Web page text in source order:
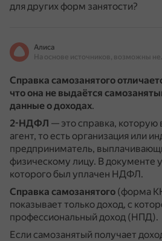
для других форм занятости?
Алиса
На
Справка самозанятого
что она не выдаётся
данные о доходах.
2-НДФЛ — это справка, которую
агент, то есть организация или
предприниматель,
физическому лицу. В документе
которого был уплачен НДФЛ.
Справка самозанятого (форма
показывает только доход, с
профессиональный доход (НПД).
Если самозанятый получает